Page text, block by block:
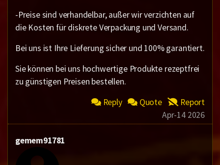
-Preise sind verhandelbar, außer wir verzichten auf
die Kosten für diskrete Verpackung und Versand.
Bei uns ist Ihre Lieferung sicher und 100% garantiert.
Sie können bei uns hochwertige Produkte rezeptfrei
zu günstigen Preisen bestellen.
Reply
Quote
Report
Apr-14 2026
gemem91781